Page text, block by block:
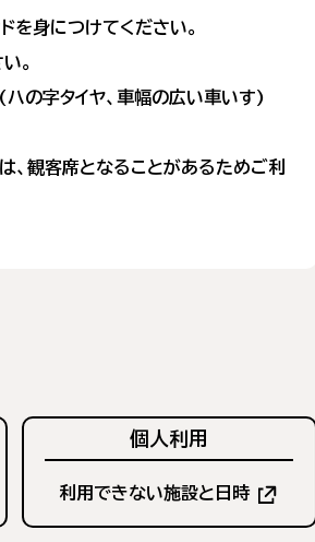
を身につけてください。
。
の字タイヤ、車幅の広い車いす)
、観客席となることがあるためご利
個人利用
利用できない施設と日時（新